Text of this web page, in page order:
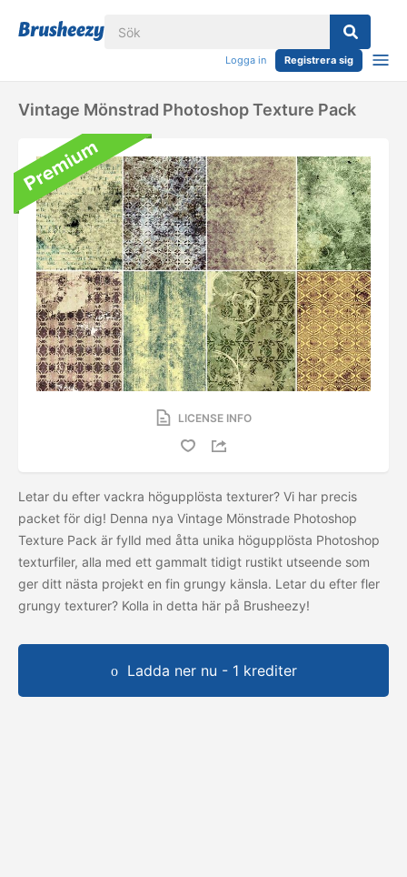
Logga in Registrera sig
Vintage Mönstrad Photoshop Texture Pack
LICENSE INFO
Letar du efter vackra högupplösta texturer? Vi har precis
packet för dig! Denna nya Vintage Mönstrade Photoshop
Texture Pack är fylld med åtta unika högupplösta Photoshop
texturfiler, alla med ett gammalt tidigt rustikt utseende som
ger ditt nästa projekt en fin grungy känsla. Letar du efter fler
grungy texturer? Kolla in detta här på Brusheezy!
Ladda ner nu - 1 krediter